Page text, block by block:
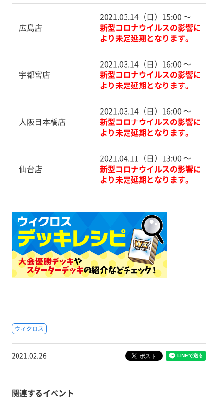
広島店
2021.03.14（日）15:00 〜
新型コロナウイルスの影響に
より未定延期となります。
宇都宮店
2021.03.14（日）16:00 〜
新型コロナウイルスの影響に
より未定延期となります。
大阪日本橋店
2021.03.14（日）16:00 〜
新型コロナウイルスの影響に
より未定延期となります。
仙台店
2021.04.11（日）13:00 〜
新型コロナウイルスの影響に
より未定延期となります。
ウィクロス
2021.02.26
関連するイベント